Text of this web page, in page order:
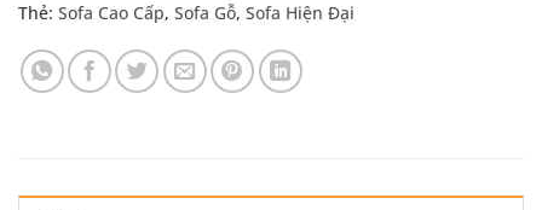
Thẻ: Sofa Cao Cấp, Sofa Gỗ, Sofa Hiện Đại